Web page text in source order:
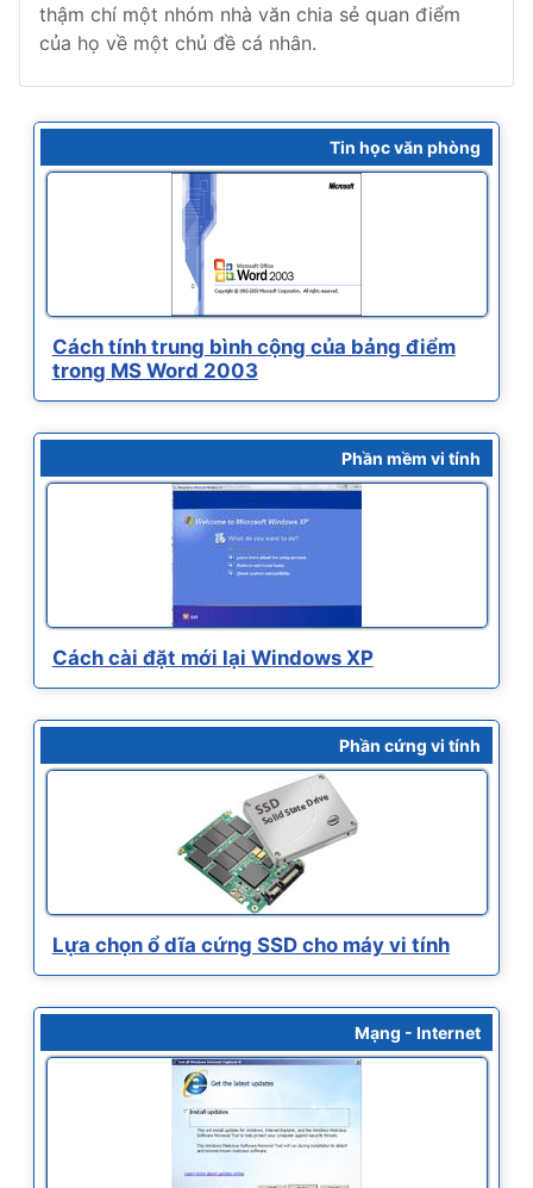
thậm chí một nhóm nhà văn chia sẻ quan điểm
của họ về một chủ đề cá nhân.
Tin học văn phòng
Cách tính trung bình cộng của bảng điểm
trong MS Word 2003
Phần mềm vi tính
Cách cài đặt mới lại Windows XP
Phần cứng vi tính
Lựa chọn ổ dĩa cứng SSD cho máy vi tính
Mạng - Internet